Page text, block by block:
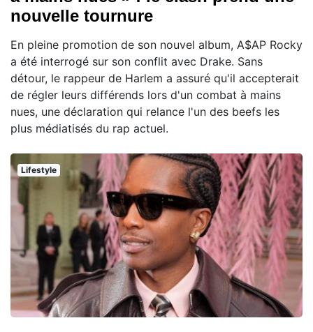
nouvelle tournure
En pleine promotion de son nouvel album, A$AP Rocky
a été interrogé sur son conflit avec Drake. Sans
détour, le rappeur de Harlem a assuré qu'il accepterait
de régler leurs différends lors d'un combat à mains
nues, une déclaration qui relance l'un des beefs les
plus médiatisés du rap actuel.
Lifestyle